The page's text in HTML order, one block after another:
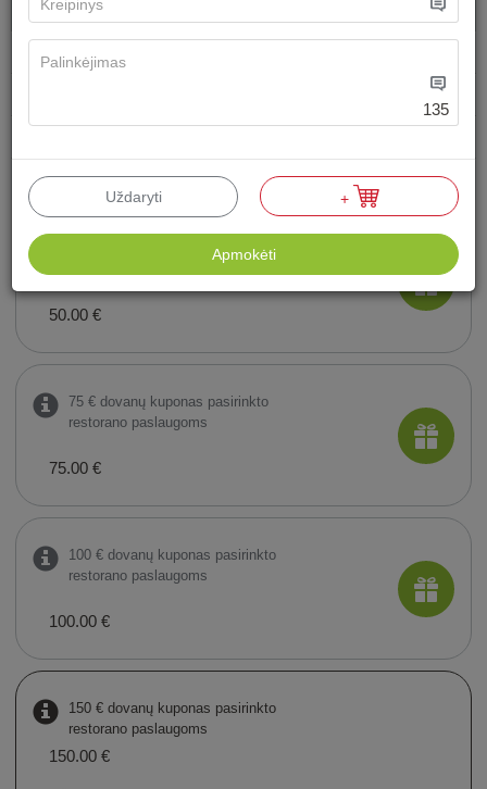
Dovanų idėjos
Suminiai kuponai
50 € dovanų kuponas pasirinkto
50.00 €
75 € dovanų kuponas pasirinkto
restorano paslaugoms
75.00 €
100 € dovanų kuponas pasirinkto
restorano paslaugoms
100.00 €
150 € dovanų kuponas pasirinkto
restorano paslaugoms
150.00 €
135
Uždaryti +
Apmokėti